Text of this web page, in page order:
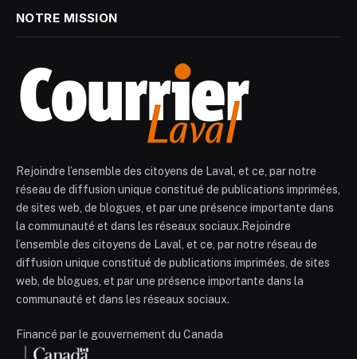
NOTRE MISSION
Rejoindre l’ensemble des citoyens de Laval, et ce, par notre
réseau de diffusion unique constitué de publications imprimées,
de sites web, de blogues, et par une présence importante dans
la communauté et dans les réseaux sociaux.Rejoindre
l’ensemble des citoyens de Laval, et ce, par notre réseau de
diffusion unique constitué de publications imprimées, de sites
web, de blogues, et par une présence importante dans la
communauté et dans les réseaux sociaux.
Financé par le gouvernement du Canada